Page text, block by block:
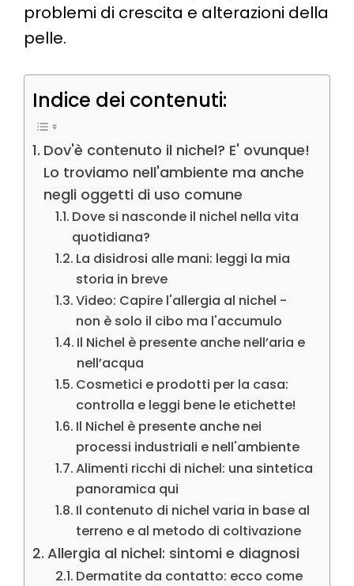
problemi di crescita e alterazioni della
pelle.
Indice dei contenuti:
Dov'è contenuto il nichel? E' ovunque!
Lo troviamo nell'ambiente ma anche
negli oggetti di uso comune
Dove si nasconde il nichel nella vita
quotidiana?
La disidrosi alle mani: leggi la mia
storia in breve
Video: Capire l'allergia al nichel -
non è solo il cibo ma l'accumulo
Il Nichel è presente anche nell’aria e
nell’acqua
Cosmetici e prodotti per la casa:
controlla e leggi bene le etichette!
Il Nichel è presente anche nei
processi industriali e nell'ambiente
Alimenti ricchi di nichel: una sintetica
panoramica qui
Il contenuto di nichel varia in base al
terreno e al metodo di coltivazione
Allergia al nichel: sintomi e diagnosi
Dermatite da contatto: ecco come